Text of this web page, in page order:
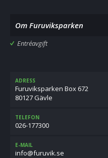
Om Furuviksparken
Entréavgift
ADRESS
Furuviksparken Box 672
80127 Gävle
TELEFON
026-177300
E-MAIL
es.kivuruf@ofni